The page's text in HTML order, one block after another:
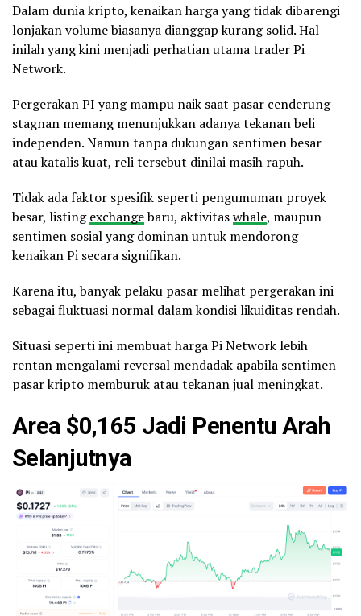
Dalam dunia kripto, kenaikan harga yang tidak dibarengi
lonjakan volume biasanya dianggap kurang solid. Hal
inilah yang kini menjadi perhatian utama trader Pi
Network.
Pergerakan PI yang mampu naik saat pasar cenderung
stagnan memang menunjukkan adanya tekanan beli
independen. Namun tanpa dukungan sentimen besar
atau katalis kuat, reli tersebut dinilai masih rapuh.
Tidak ada faktor spesifik seperti pengumuman proyek
besar, listingexchangebaru, aktivitaswhale, maupun
sentimen sosial yang dominan untuk mendorong
kenaikan Pi secara signifikan.
Karena itu, banyak pelaku pasar melihat pergerakan ini
sebagai fluktuasi normal dalam kondisi likuiditas rendah.
Situasi seperti ini membuat harga Pi Network lebih
rentan mengalami reversal mendadak apabila sentimen
pasar kripto memburuk atau tekanan jual meningkat.
Area $0,165 Jadi Penentu Arah
Selanjutnya